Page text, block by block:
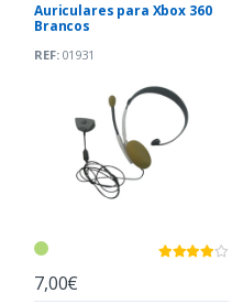
Auriculares para Xbox 360
Brancos
REF:01931
7,00€